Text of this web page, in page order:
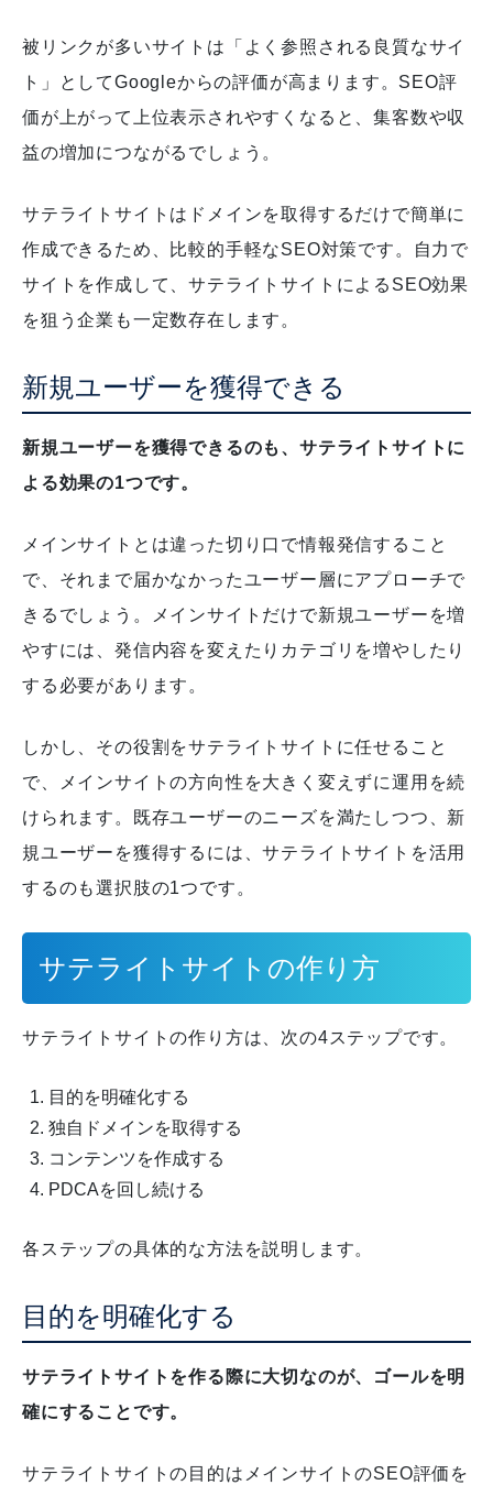
被リンクが多いサイトは「よく参照される良質なサイ
ト」としてGoogleからの評価が高まります。 SEO評
価が上がって上位表示されやすくなると、集客数や収
益の増加につながるでしょう。
サテライトサイトはドメインを取得するだけで簡単に
作成できるため、比較的手軽なSEO対策です。
自力で
サイトを作成して、サテライトサイトによるSEO効果
を狙う企業も一定数存在します。
新規ユーザーを獲得できる
新規ユーザーを獲得できるのも、サテライトサイトに
よる効果の1つです。
メインサイトとは違った切り口で情報発信すること
で、それまで届かなかったユーザー層にアプローチで
きるでしょう。
メインサイトだけで新規ユーザーを増
やすには、発信内容を変えたりカテゴリを増やしたり
する必要があります。
しかし、その役割をサテライトサイトに任せること
で、メインサイトの方向性を大きく変えずに運用を続
けられます。
既存ユーザーのニーズを満たしつつ、新
規ユーザーを獲得するには、サテライトサイトを活用
するのも選択肢の1つです。
サテライトサイトの作り方
サテライトサイトの作り方は、次の4ステップです。
目的を明確化する
独自ドメインを取得する
コンテンツを作成する
PDCAを回し続ける
各ステップの具体的な方法を説明します。
目的を明確化する
サテライトサイトを作る際に大切なのが、ゴールを明
確にすることです。
サテライトサイトの目的はメインサイトのSEO評価を